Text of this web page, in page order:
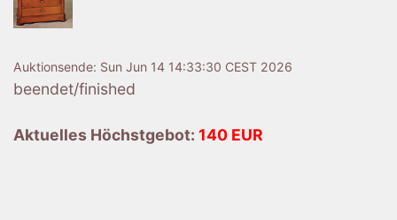
Auktionsende: Sun Jun 14 14:33:30 CEST 2026
beendet/finished
Aktuelles Höchstgebot: 140 EUR